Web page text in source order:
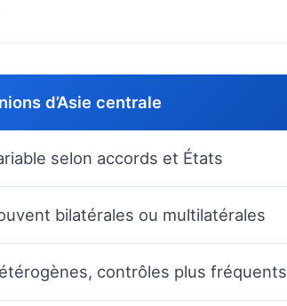
d’Asie centrale
selon accords et États
bilatérales ou multilatérales
contrôles plus fréquents